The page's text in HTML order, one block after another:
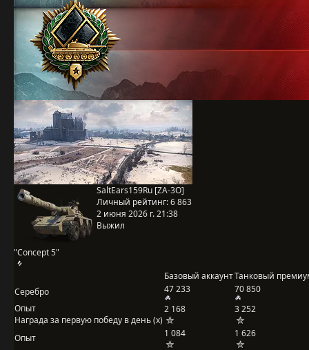
"Concept 5"
SaltEars159Ru [ZA-3O]
Личный рейтинг:6 863
2 июня 2026 г. 21:38
Выжил
Базовый аккаунтТанковый
Серебро
47 233
70 850
Опыт
Награда за первую победу в день (x)
2 168 3 252
Опыт 1 084
1 626